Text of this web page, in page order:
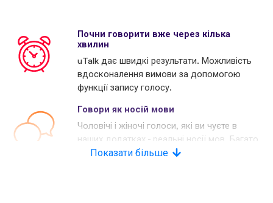
Почни говорити вже через кілька
хвилин
uTalk дає швидкі результати. Можливість
вдосконалення вимови за допомогою
функції запису голосу.
Говори як носій мови
Чоловічі і жіночі голоси, які ви чуєте в
наших додатках - реальні носії мов. Багато
наших конкурентів використовують
Показати більше